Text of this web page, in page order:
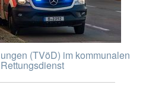
(TVöD) im kommunalen
Rettungsdienst